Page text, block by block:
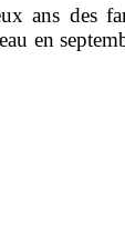
ans des
en